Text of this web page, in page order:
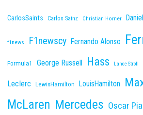
CarlosSaints Carlos Sainz Christian Horner
f1news F1newscy Fernando Alonso
Formula1 George Russell Hass Lance Stroll
Leclerc LewisHamilton LouisHamilton
McLaren Mercedes Oscar